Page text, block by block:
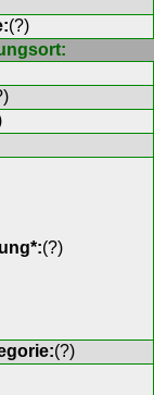
(?)
)
(?)
(?)